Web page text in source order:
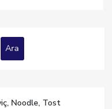
Ara
Noodle, Tost